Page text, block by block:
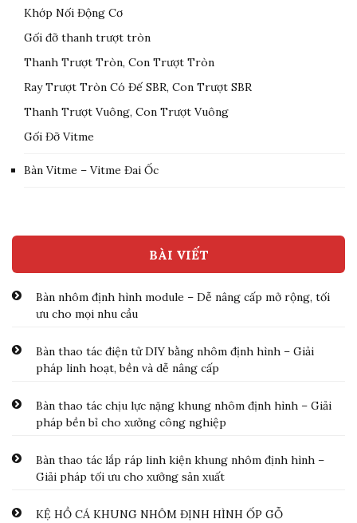
Khớp Nối Động Cơ
Gối đỡ thanh trượt tròn
Thanh Trượt Tròn, Con Trượt Tròn
Ray Trượt Tròn Có Đế SBR, Con Trượt SBR
Thanh Trượt Vuông, Con Trượt Vuông
Gối Đỡ Vitme
Bàn Vitme – Vitme Đai Ốc
BÀI VIẾT
Bàn nhôm định hình module – Dễ nâng cấp mở rộng, tối
ưu cho mọi nhu cầu
Bàn thao tác điện tử DIY bằng nhôm định hình – Giải
pháp linh hoạt, bền và dễ nâng cấp
Bàn thao tác chịu lực nặng khung nhôm định hình – Giải
pháp bền bỉ cho xưởng công nghiệp
Bàn thao tác lắp ráp linh kiện khung nhôm định hình –
Giải pháp tối ưu cho xưởng sản xuất
KỆ HỒ CÁ KHUNG NHÔM ĐỊNH HÌNH ỐP GỖ